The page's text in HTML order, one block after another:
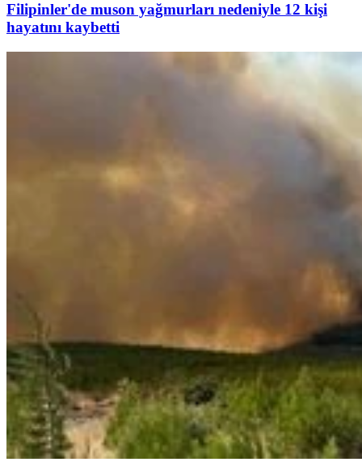
Filipinler'de muson yağmurları nedeniyle 12 kişi
hayatını kaybetti